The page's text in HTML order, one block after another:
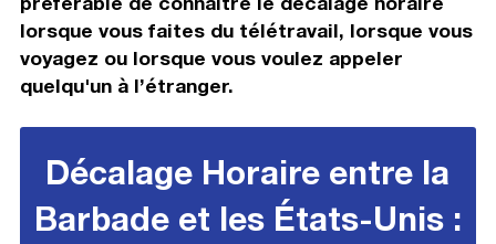
lorsque vous faites du télétravail, lorsque vous
voyagez ou lorsque vous voulez appeler
quelqu'un à l’étranger.
Décalage Horaire entre la
Barbade et les États-Unis :